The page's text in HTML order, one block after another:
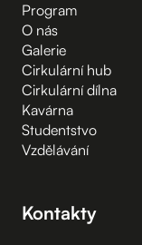
Program
O nás
Galerie
Cirkulární hub
Cirkulární dílna
Kavárna
Studentstvo
Vzdělávání
Kontakty